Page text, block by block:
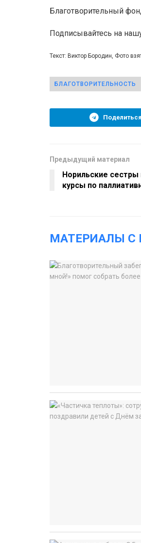
Благотворительный
Подписывайтесь на
Текст: Виктор Бородин, Фото
БЛАГОТВОРИТЕЛЬНОСТЬ
Предыдущий материал
Норильские
курсы по
МАТЕРИАЛЫ С